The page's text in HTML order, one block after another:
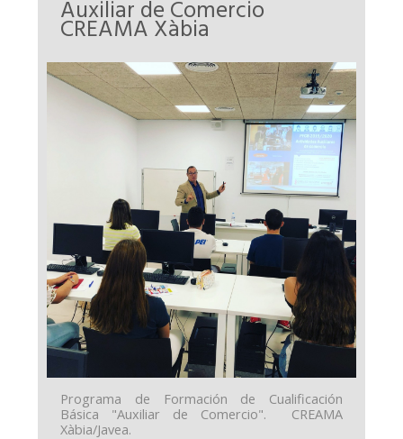
Auxiliar de Comercio
CREAMA Xàbia
Programa de Formación de Cualificación
Básica "Auxiliar de Comercio". CREAMA
Xàbia/Javea.